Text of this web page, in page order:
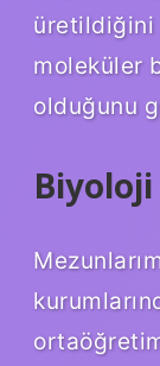
üretildiğini
moleküler
olduğunu